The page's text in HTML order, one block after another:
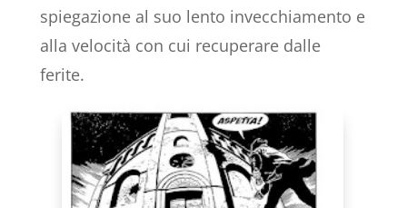
spiegazione al suo lento invecchiamento e
alla velocità con cui recuperare dalle
ferite.